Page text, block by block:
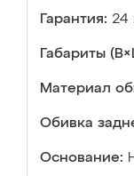
Гарантия: 24
Габариты
Материал
Обивка
Основание: